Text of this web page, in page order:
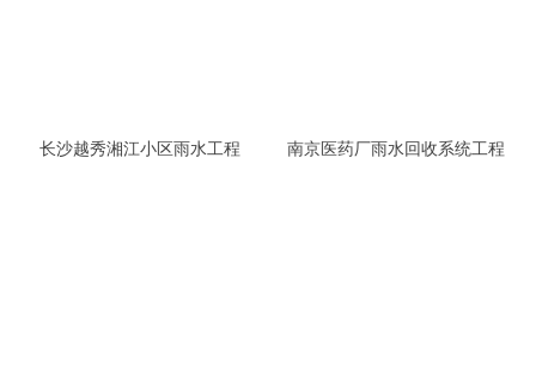
长沙越秀湘江小区雨水工程 南京医药厂雨水回收系统工程